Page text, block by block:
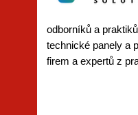
odborníků a
technické panely a
firem a expertů z